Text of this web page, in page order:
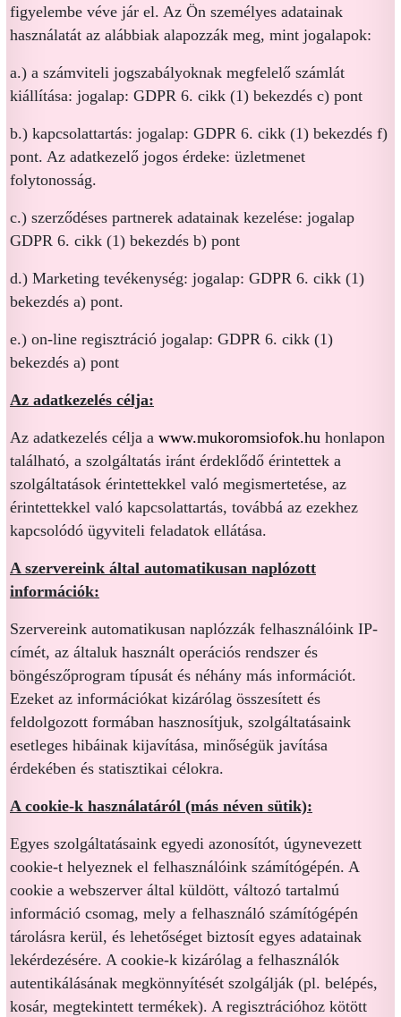
figyelembe véve jár el. Az Ön személyes adatainak
használatát az alábbiak alapozzák meg, mint jogalapok:
a.) a számviteli jogszabályoknak megfelelő számlát
kiállítása: jogalap: GDPR 6. cikk (1) bekezdés c) pont
b.) kapcsolattartás: jogalap: GDPR 6. cikk (1) bekezdés f)
pont. Az adatkezelő jogos érdeke: üzletmenet
folytonosság.
c.) szerződéses partnerek adatainak kezelése: jogalap
GDPR 6. cikk (1) bekezdés b) pont
d.) Marketing tevékenység: jogalap: GDPR 6. cikk (1)
bekezdés a) pont.
e.) on-line regisztráció jogalap: GDPR 6. cikk (1)
bekezdés a) pont
Az adatkezelés célja:
Az adatkezelés célja a www.mukoromsiofok.hu honlapon
található, a szolgáltatás iránt érdeklődő érintettek a
szolgáltatások érintettekkel való megismertetése, az
érintettekkel való kapcsolattartás, továbbá az ezekhez
kapcsolódó ügyviteli feladatok ellátása.
A szervereink által automatikusan naplózott
információk:
Szervereink automatikusan naplózzák felhasználóink IP-
címét, az általuk használt operációs rendszer és
böngészőprogram típusát és néhány más információt.
Ezeket az információkat kizárólag összesített és
feldolgozott formában hasznosítjuk, szolgáltatásaink
esetleges hibáinak kijavítása, minőségük javítása
érdekében és statisztikai célokra.
A cookie-k használatáról (más néven sütik):
Egyes szolgáltatásaink egyedi azonosítót, úgynevezett
cookie-t helyeznek el felhasználóink számítógépén. A
cookie a webszerver által küldött, változó tartalmú
információ csomag, mely a felhasználó számítógépén
tárolásra kerül, és lehetőséget biztosít egyes adatainak
lekérdezésére. A cookie-k kizárólag a felhasználók
autentikálásának megkönnyítését szolgálják (pl. belépés,
kosár, megtekintett termékek). A regisztrációhoz kötött